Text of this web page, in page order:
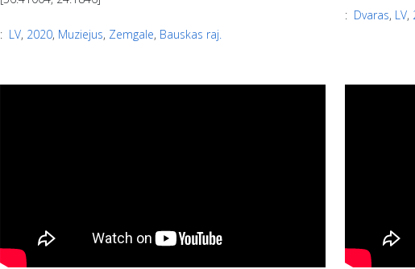
: LV, 2020, Muziejus, Zemgale, Bauskas raj.
: Dvaras, LV,